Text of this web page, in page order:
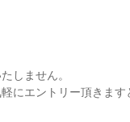
しません。
にエントリー頂きます